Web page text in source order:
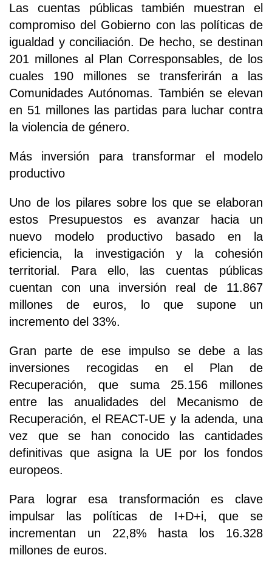
Las cuentas públicas también muestran el
compromiso del Gobierno con las políticas de
igualdad y conciliación. De hecho, se destinan
201 millones al Plan Corresponsables, de los
cuales 190 millones se transferirán a las
Comunidades Autónomas. También se elevan
en 51 millones las partidas para luchar contra
la violencia de género.
Más inversión para transformar el modelo
productivo
Uno de los pilares sobre los que se elaboran
estos Presupuestos es avanzar hacia un
nuevo modelo productivo basado en la
eficiencia, la investigación y la cohesión
territorial. Para ello, las cuentas públicas
cuentan con una inversión real de 11.867
millones de euros, lo que supone un
incremento del 33%.
Gran parte de ese impulso se debe a las
inversiones recogidas en el Plan de
Recuperación, que suma 25.156 millones
entre las anualidades del Mecanismo de
Recuperación, el REACT-UE y la adenda, una
vez que se han conocido las cantidades
definitivas que asigna la UE por los fondos
europeos.
Para lograr esa transformación es clave
impulsar las políticas de I+D+i, que se
incrementan un 22,8% hasta los 16.328
millones de euros.